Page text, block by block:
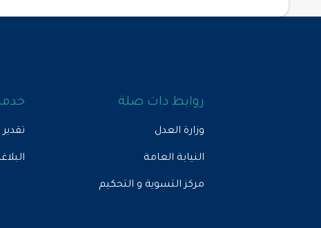
روابط ذات صلة
وزارة العدل
النيابة العامة
مركز التسوية و التحكيم